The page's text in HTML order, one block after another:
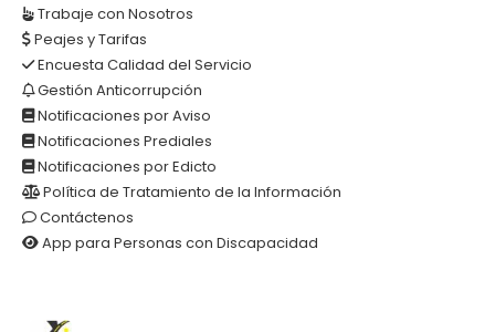
Trabaje con Nosotros
Peajes y Tarifas
Encuesta Calidad del Servicio
Gestión Anticorrupción
Notificaciones por Aviso
Notificaciones Prediales
Notificaciones por Edicto
Política de Tratamiento de la Información
Contáctenos
App para Personas con Discapacidad